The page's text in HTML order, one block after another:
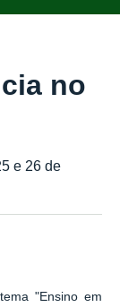
no
e 26 de
"Ensino em